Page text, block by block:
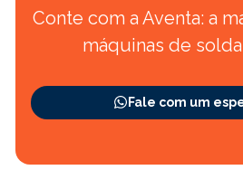
Conte com a Aventa: a
máquinas de
Fale com um